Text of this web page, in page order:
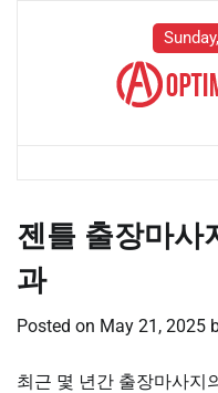
젠틀 출장마사
과
Posted on May 21, 2025
최근 몇 년간 출장마사지